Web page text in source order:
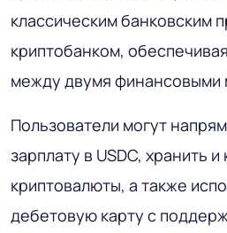
классическим банковским
криптобанком,
между двумя финансовыми
Пользователи могут
зарплату в USDC, хранить
криптовалюты, а также
дебетовую карту с